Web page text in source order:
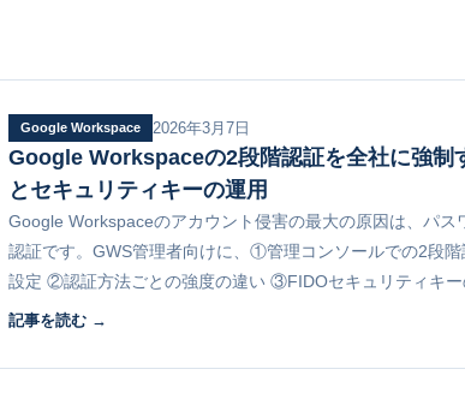
Google Workspace 2026年3月7日
Google Workspaceの2段階認証を全社に強制
とセキュリティキーの運用
Google Workspaceのアカウント侵害の最大の原因は、パス
認証です。GWS管理者向けに、①管理コンソールでの2段階
設定 ②認証方法ごとの強度の違い ③FIDOセキュリティキー
用を解説します。
記事を読む →